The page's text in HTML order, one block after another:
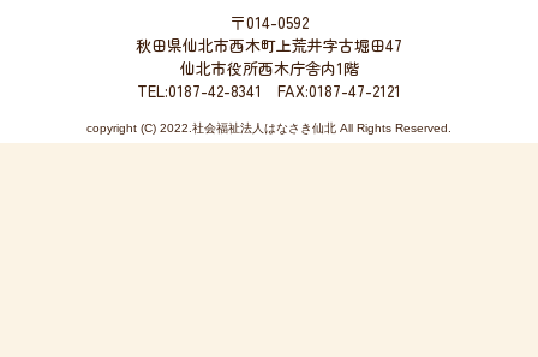
〒014-0592
秋田県仙北市西木町上荒井字古堀田47
仙北市役所西木庁舎内1階
TEL:0187-42-8341 FAX:0187-47-2121
copyright (C) 2022.社会福祉法人はなさき仙北 All Rights Reserved.